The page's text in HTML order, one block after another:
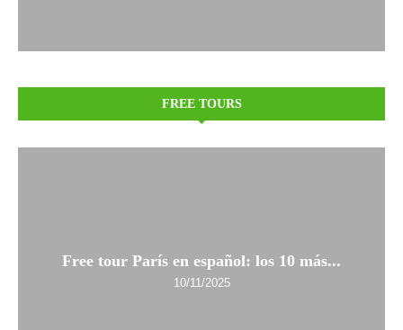
FREE TOURS
Free tour París en español: los 10 más...
10/11/2025